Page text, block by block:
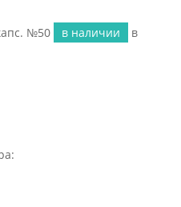
№50 в наличии
в